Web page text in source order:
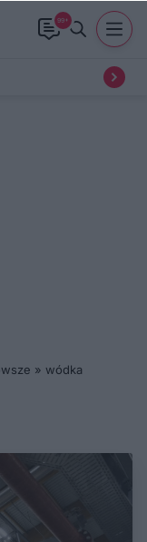
99+
» wódka